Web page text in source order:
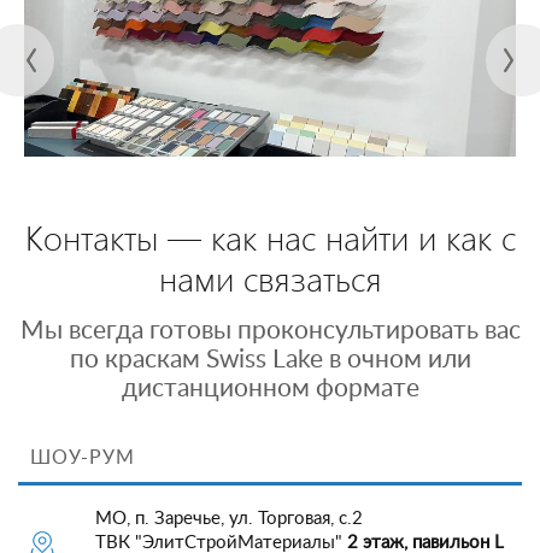
Контакты — как нас найти и как с
нами связаться
Мы всегда готовы проконсультировать вас
по краскам Swiss Lake в очном или
дистанционном формате
ШОУ-РУМ
МО, п. Заречье, ул. Торговая, с.2
ТВК "ЭлитСтройМатериалы" 2 этаж, павильон L